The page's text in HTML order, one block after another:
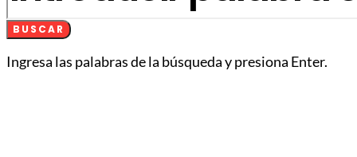
BUSCAR
Ingresa las palabras de la búsqueda y presiona Enter.